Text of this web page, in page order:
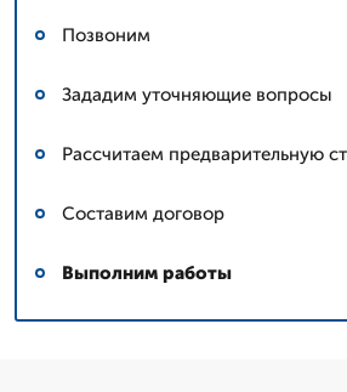
Позвоним
Зададим уточняющие вопросы
Рассчитаем предварительную
Составим договор
Выполним работы